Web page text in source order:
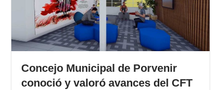
Concejo Municipal de Porvenir
conoció y valoró avances del CFT